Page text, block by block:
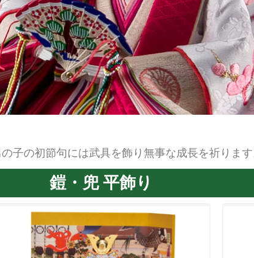
子の初節句には武具を飾り無事な成長を祈りま
鎧・兜 平飾り